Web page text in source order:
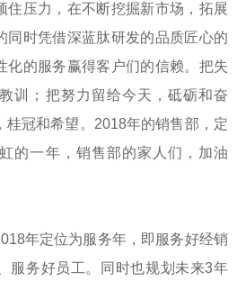
住压力，在不断挖掘新市场，拓展
同时凭借深蓝肽研发的品质匠心的
化的服务赢得客户们的信赖。把失
训；把努力留给今天，砥砺和奋
桂冠和希望。2018年的销售部，定
的一年，销售部的家人们，加油
年定位为服务年，即服务好经销
服务好员工。同时也规划未来3年